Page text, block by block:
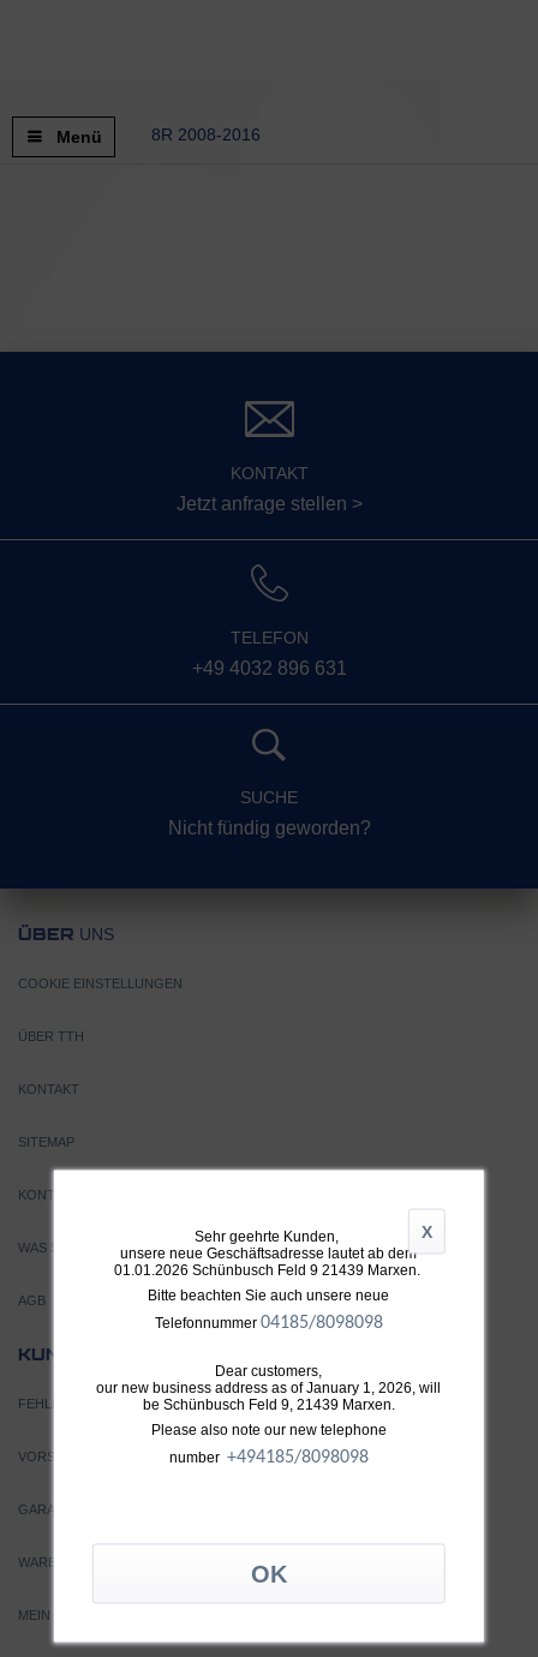
Menü 8R 2008-2016
X
Sehr geehrte Kunden,
unsere neue Geschäftsadresse lautet ab dem
01.01.2026 Schünbusch Feld 9 21439 Marxen.
Bitte beachten Sie auch unsere neue
Telefonnummer 04185/8098098
Dear customers,
our new business address as of January 1, 2026, will
be Schünbusch Feld 9, 21439 Marxen.
Please also note our new telephone
number +494185/8098098
KONTAKT
Jetzt anfrage stellen >
TELEFON
+49 4032 896 631
SUCHE
Nicht fündig geworden?
ÜBER UNS
COOKIE EINSTELLUNGEN
ÜBER TTH
KONTAKT
SITEMAP
KONTAKT
WAS SIND TURBOLADER?
AGB
KUNDEN
FEHLERSUCHE
VORSICHT VOR FÄLSCHUNGEN
GARANTIEBEDINGUNGEN
WARENKORB
MEIN KONTO